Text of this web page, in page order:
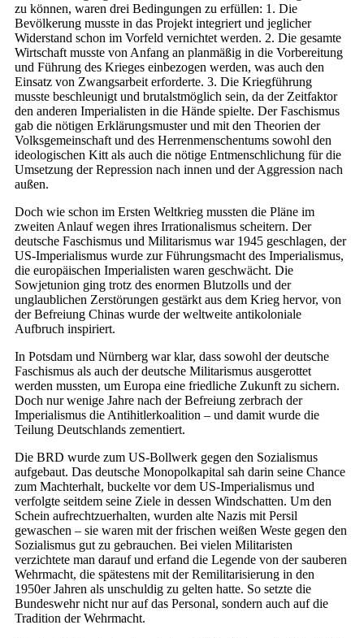
zu können, waren drei Bedingungen zu erfüllen: 1. Die
Bevölkerung musste in das Projekt integriert und jeglicher
Widerstand schon im Vorfeld vernichtet werden. 2. Die gesamte
Wirtschaft musste von Anfang an planmäßig in die Vorbereitung
und Führung des Krieges einbezogen werden, was auch den
Einsatz von Zwangsarbeit erforderte. 3. Die Kriegführung
musste beschleunigt und brutalstmöglich sein, da der Zeitfaktor
den anderen Imperialisten in die Hände spielte. Der Faschismus
gab die nötigen Erklärungsmuster und mit den Theorien der
Volksgemeinschaft und des Herrenmenschentums sowohl den
ideologischen Kitt als auch die nötige Entmenschlichung für die
Umsetzung der Repression nach innen und der Aggression nach
außen.
Doch wie schon im Ersten Weltkrieg mussten die Pläne im
zweiten Anlauf wegen ihres Irrationalismus scheitern. Der
deutsche Faschismus und Militarismus war 1945 geschlagen, der
US-Imperialismus wurde zur Führungsmacht des Imperialismus,
die europäischen Imperialisten waren geschwächt. Die
Sowjetunion ging trotz des enormen Blutzolls und der
unglaublichen Zerstörungen gestärkt aus dem Krieg hervor, von
der Befreiung Chinas wurde der weltweite antikoloniale
Aufbruch inspiriert.
In Potsdam und Nürnberg war klar, dass sowohl der deutsche
Faschismus als auch der deutsche Militarismus ausgerottet
werden mussten, um Europa eine friedliche Zukunft zu sichern.
Doch nur wenige Jahre nach der Befreiung zerbrach der
Imperialismus die Antihitlerkoalition – und damit wurde die
Teilung Deutschlands zementiert.
Die BRD wurde zum US-Bollwerk gegen den Sozialismus
aufgebaut. Das deutsche Monopolkapital sah darin seine Chance
zum Machterhalt, buckelte vor dem US-Imperialismus und
verfolgte seitdem seine Ziele in dessen Windschatten. Um den
Schein aufrechtzuerhalten, wurden alte Nazis mit Persil
gewaschen – sie waren mit der frischen weißen Weste gegen den
Sozialismus gut zu gebrauchen. Bei vielen Militaristen
verzichtete man darauf und erfand die Legende von der sauberen
Wehrmacht, die spätestens mit der Remilitarisierung in den
1950er Jahren als unschuldig zu gelten hatte. So setzte die
Bundeswehr nicht nur auf das Personal, sondern auch auf die
Tradition der Wehrmacht.